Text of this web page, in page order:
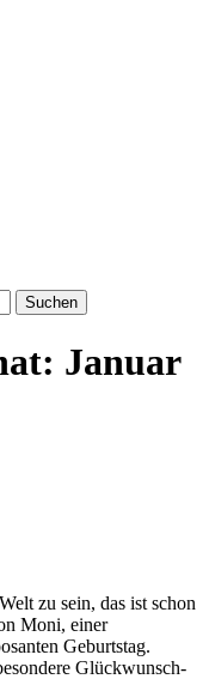
Januar
zu sein, das ist schon
Moni, einer
Geburtstag.
Glückwunsch-